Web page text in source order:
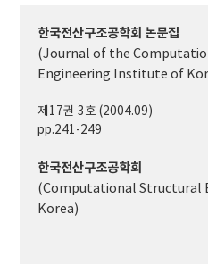
한국전산구조공학회 논문집
(Journal of the
Engineering Institute of
제17권 3호 (2004.09)
pp.241-249
한국전산구조공학회
(Computational Structural
Korea)